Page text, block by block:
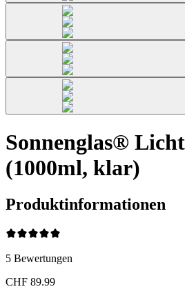
Sonnenglas®
(1000ml, klar)
Produktinformationen
5 Bewertungen
CHF 89.99